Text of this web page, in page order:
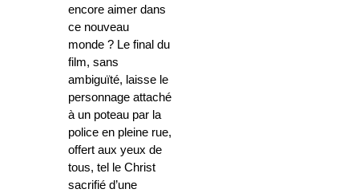
encore aimer dans
ce nouveau
monde ? Le final du
film, sans
ambiguïté, laisse le
personnage attaché
à un poteau par la
police en pleine rue,
offert aux yeux de
tous, tel le Christ
sacrifié d’une